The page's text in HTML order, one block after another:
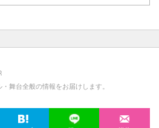
舞台全般の情報をお届けします。